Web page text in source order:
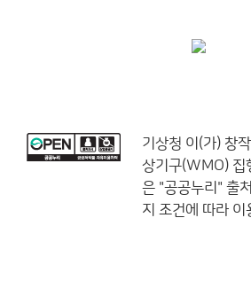
기상청 이(가) 창
상기구(WMO) 집
은 "공공누리" 출
지 조건에 따라 이